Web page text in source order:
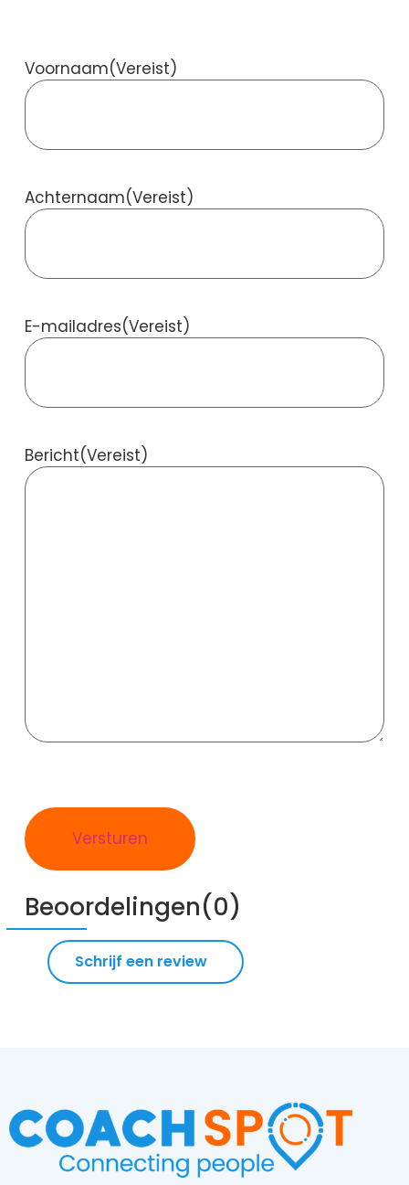
Voornaam(Vereist)
Achternaam(Vereist)
E-mailadres(Vereist)
Bericht(Vereist)
Beoordelingen(0)
Schrijf een review